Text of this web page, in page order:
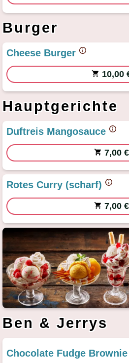
Burger
Cheese Burger
10,00
Hauptgerichte
Duftreis Mangosauce
7,00 €
Rotes Curry (scharf)
7,00 €
Ben & Jerrys
Chocolate Fudge Brownie